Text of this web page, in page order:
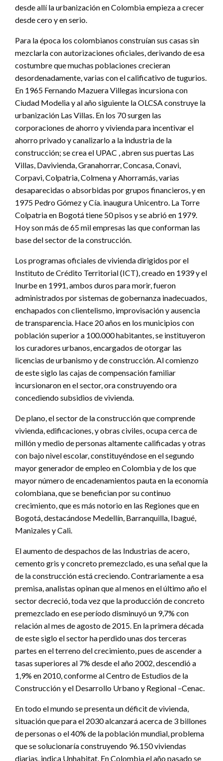
desde allí la urbanización en Colombia empieza a crecer
desde cero y en serio.
Para la época los colombianos construían sus casas sin
mezclarla con autorizaciones oficiales, derivando de esa
costumbre que muchas poblaciones crecieran
desordenadamente, varias con el calificativo de tugurios.
En 1965 Fernando Mazuera Villegas incursiona con
Ciudad Modelia y al año siguiente la OLCSA construye la
urbanización Las Villas. En los 70 surgen las
corporaciones de ahorro y vivienda para incentivar el
ahorro privado y canalizarlo a la industria de la
construcción; se crea el UPAC , abren sus puertas Las
Villas, Davivienda, Granahorrar, Concasa, Conavi,
Corpavi, Colpatria, Colmena y Ahorramás, varias
desaparecidas o absorbidas por grupos financieros, y en
1975 Pedro Gómez y Cía. inaugura Unicentro. La Torre
Colpatria en Bogotá tiene 50 pisos y se abrió en 1979.
Hoy son más de 65 mil empresas las que conforman las
base del sector de la construcción.
Los programas oficiales de vivienda dirigidos por el
Instituto de Crédito Territorial (ICT), creado en 1939 y el
Inurbe en 1991, ambos duros para morir, fueron
administrados por sistemas de gobernanza inadecuados,
enchapados con clientelismo, improvisación y ausencia
de transparencia. Hace 20 años en los municipios con
población superior a 100.000 habitantes, se instituyeron
los curadores urbanos, encargados de otorgar las
licencias de urbanismo y de construcción. Al comienzo
de este siglo las cajas de compensación familiar
incursionaron en el sector, ora construyendo ora
concediendo subsidios de vivienda.
De plano, el sector de la construcción que comprende
vivienda, edificaciones, y obras civiles, ocupa cerca de
millón y medio de personas altamente calificadas y otras
con bajo nivel escolar, constituyéndose en el segundo
mayor generador de empleo en Colombia y de los que
mayor número de encadenamientos pauta en la economía
colombiana, que se benefician por su continuo
crecimiento, que es más notorio en las Regiones que en
Bogotá, destacándose Medellín, Barranquilla, Ibagué,
Manizales y Cali.
El aumento de despachos de las Industrias de acero,
cemento gris y concreto premezclado, es una señal que la
de la construcción está creciendo. Contrariamente a esa
premisa, analistas opinan que al menos en el último año el
sector decreció, toda vez que la producción de concreto
premezclado en ese período disminuyó un 9,7% con
relación al mes de agosto de 2015. En la primera década
de este siglo el sector ha perdido unas dos terceras
partes en el terreno del crecimiento, pues de ascender a
tasas superiores al 7% desde el año 2002, descendió a
1,9% en 2010, conforme al Centro de Estudios de la
Construcción y el Desarrollo Urbano y Regional –Cenac.
En todo el mundo se presenta un déficit de vivienda,
situación que para el 2030 alcanzará acerca de 3 billones
de personas o el 40% de la población mundial, problema
que se solucionaría construyendo 96.150 viviendas
diarias, indica Unhabitat. En Colombia el año pasado se